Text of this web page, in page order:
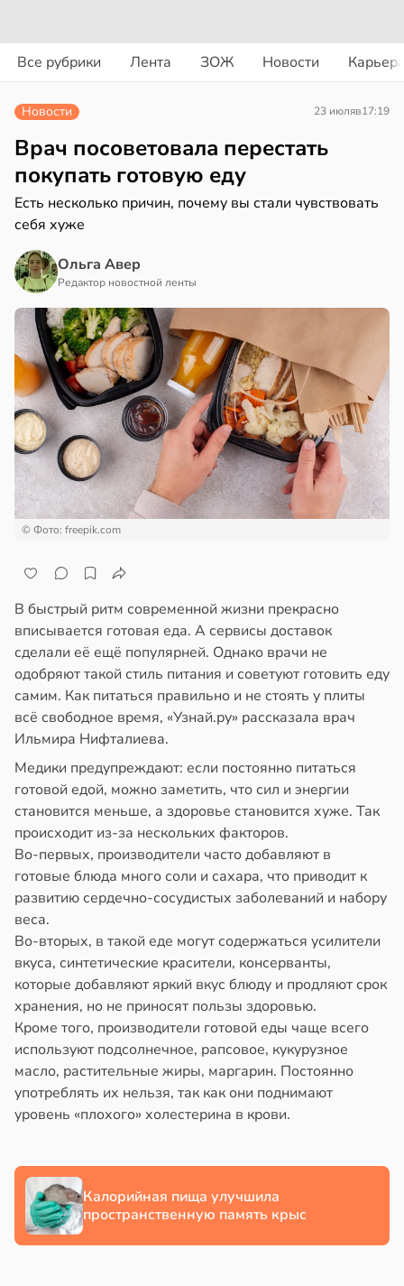
Все рубрики Лента ЗОЖ Новости
в19:49
в 13:55
в13:38
Новости 23 июляв17:19
Врач посоветовала перестать
покупать готовую еду
Есть несколько причин, почему вы стали чувствовать
себя хуже
Ольга Авер
Редактор новостной ленты
© Фото: freepik.com
В быстрый ритм современной жизни прекрасно
вписывается готовая еда. А сервисы доставок
сделали её ещё популярней. Однако врачи не
одобряют такой стиль питания и советуют готовить еду
самим. Как питаться правильно и не стоять у плиты
всё свободное время, «Узнай.ру» рассказала врач
Ильмира Нифталиева.
Медики предупреждают: если постоянно питаться
готовой едой, можно заметить, что сил и энергии
становится меньше, а здоровье становится хуже. Так
происходит из-за нескольких факторов.
Во-первых, производители часто добавляют в
готовые блюда много соли и сахара, что приводит к
развитию сердечно-сосудистых заболеваний и набору
веса.
Во-вторых, в такой еде могут содержаться усилители
вкуса, синтетические красители, консерванты,
которые добавляют яркий вкус блюду и продляют срок
хранения, но не приносят пользы здоровью.
Кроме того, производители готовой еды чаще всего
используют подсолнечное, рапсовое, кукурузное
масло, растительные жиры, маргарин. Постоянно
употреблять их нельзя, так как они поднимают
уровень «плохого» холестерина в крови.
Калорийная пища улучшила
пространственную память крыс
19:31
19:22